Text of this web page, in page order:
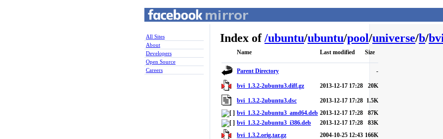
All Sites
About
Developers
Open Source
Careers
Index of/ubuntu/ubuntu/pool/universe/b/
Name Last modified Size
Parent Directory -
bvi_1.3.2-2ubuntu3.diff.gz 2013-12-17 17:28 20K
bvi_1.3.2-2ubuntu3.dsc 2013-12-17 17:28 1.5K
bvi_1.3.2-2ubuntu3_amd64.deb 2013-12-17 17:28
87K
bvi_1.3.2-2ubuntu3_i386.deb
2013-12-17 17:28
83K
bvi_1.3.2.orig.tar.gz
2004-10-25 12:43 166K